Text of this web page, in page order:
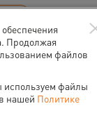
RU EN
Продолжая
файлов
используем файлы
нашей Политике